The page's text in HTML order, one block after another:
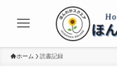
ホーム 読書記録